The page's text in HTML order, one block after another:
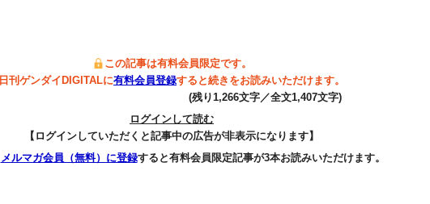
この記事は有料会員限定です。
日刊ゲンダイDIGITALに有料会員登録すると続きをお読みいただけます。
(残り1,266文字／全文1,407文字)
ログインして読む
【ログインしていただくと記事中の広告が非表示になります】
メルマガ会員（無料）に登録すると有料会員限定記事が3本お読みいただけます。